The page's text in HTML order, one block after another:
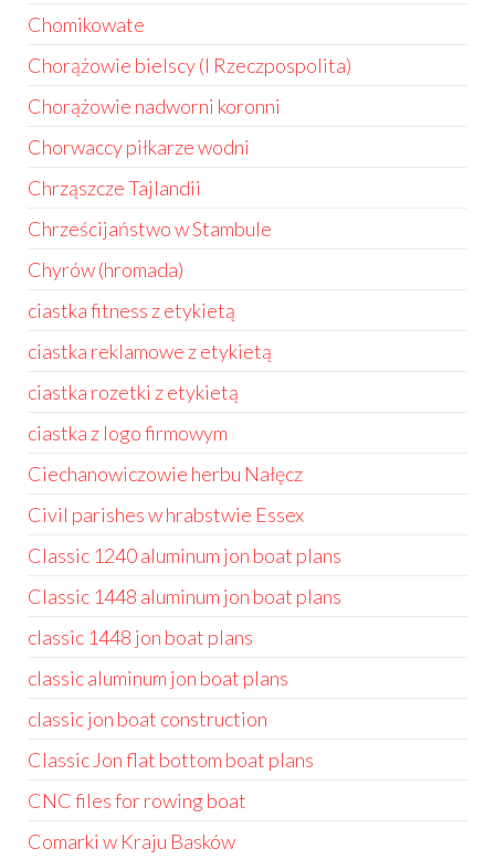
Chomikowate
Chorążowie bielscy (I Rzeczpospolita)
Chorążowie nadworni koronni
Chorwaccy piłkarze wodni
Chrząszcze Tajlandii
Chrześcijaństwo w Stambule
Chyrów (hromada)
ciastka fitness z etykietą
ciastka reklamowe z etykietą
ciastka rozetki z etykietą
ciastka z logo firmowym
Ciechanowiczowie herbu Nałęcz
Civil parishes w hrabstwie Essex
Classic 1240 aluminum jon boat plans
Classic 1448 aluminum jon boat plans
classic 1448 jon boat plans
classic aluminum jon boat plans
classic jon boat construction
Classic Jon flat bottom boat plans
CNC files for rowing boat
Comarki w Kraju Basków